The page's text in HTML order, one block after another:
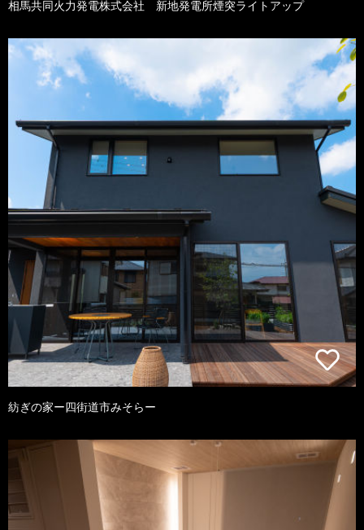
相馬共同火力発電株式会社 新地発電所煙突ライトアップ
紡ぎの家ー四街道市みそらー